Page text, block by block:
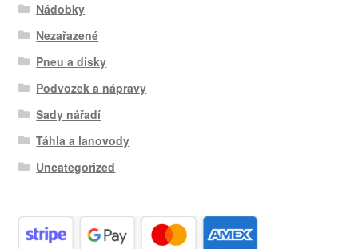
Nádobky
Nezařazené
Pneu a disky
Podvozek a nápravy
Sady nářadí
Táhla a lanovody
Uncategorized